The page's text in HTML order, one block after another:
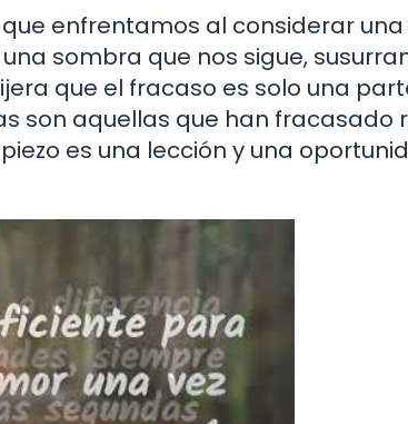
enfrentamos al considerar
sombra que nos sigue,
que el fracaso es solo una
son aquellas que han
es una lección y una